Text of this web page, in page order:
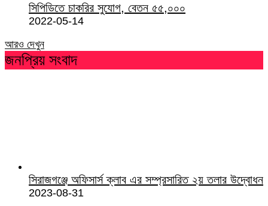
সিপিডিতে চাকরির সুযোগ, বেতন ৫৫,০০০
2022-05-14
আরও দেখুন
জনপ্রিয় সংবাদ
সিরাজগঞ্জে অফিসার্স ক্লাব এর সম্প্রসারিত ২য় তলার উদ্বোধন
2023-08-31